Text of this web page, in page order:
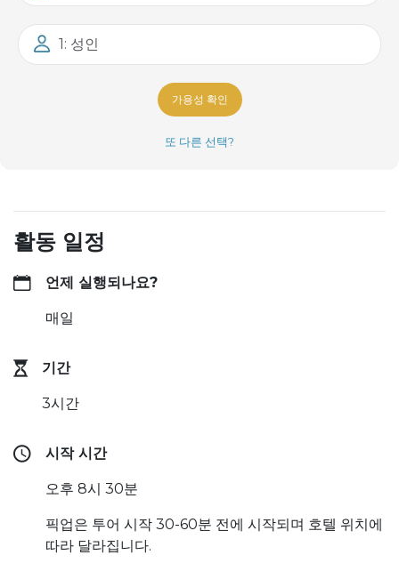
1: 성인
가용성 확인
또 다른 선택?
활동 일정
언제 실행되나요?
매일
기간
3시간
시작 시간
오후 8시 30분
픽업은 투어 시작 30-60분 전에 시작되며 호텔 위치에
따라 달라집니다.